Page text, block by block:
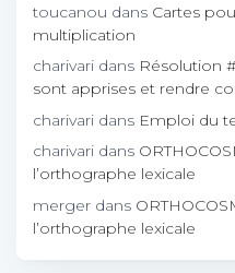
toucanou dans Cartes
multiplication
charivari dans Résolution
sont apprises et rendre
charivari dans Emploi du
charivari dans
l’orthographe lexicale
merger dans
l’orthographe lexicale